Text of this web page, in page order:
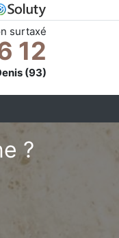
surtaxé
12
(93)
?